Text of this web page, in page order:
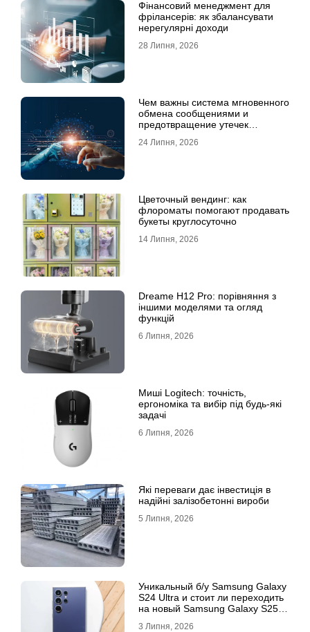
Фінансовий менеджмент для
фрілансерів: як збалансувати
нерегулярні доходи
28 Липня, 2026
Чем важны система мгновенного
обмена сообщениями и
предотвращение утечек
24 Липня, 2026
Цветочный вендинг: как
флороматы помогают продавать
букеты круглосуточно
14 Липня, 2026
Dreame H12 Pro: порівняння з
іншими моделями та огляд
функцій
6 Липня, 2026
Миші Logitech: точність,
ергономіка та вибір під будь-які
задачі
6 Липня, 2026
Які переваги дає інвестиція в
надійні залізобетонні вироби
5 Липня, 2026
Уникальный б/у Samsung Galaxy
S24 Ultra и стоит ли переходить
на новый Samsung Galaxy S25
3 Липня, 2026